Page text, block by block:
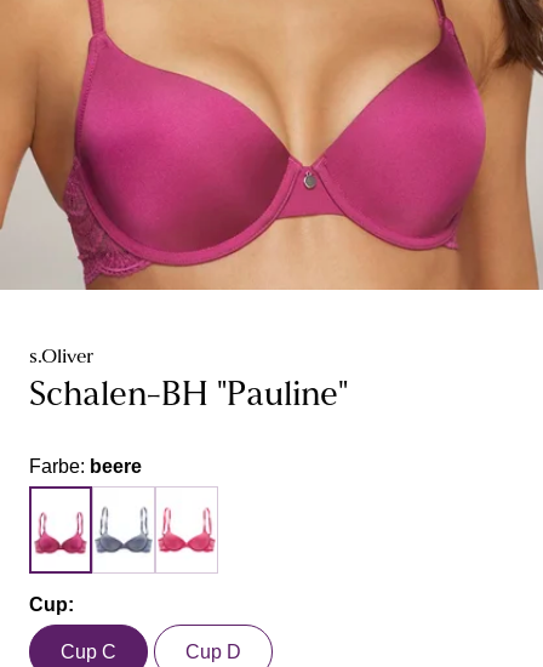
s.Oliver
Schalen-BH "Pauline"
Farbe: beere
Cup:
Cup C Cup D